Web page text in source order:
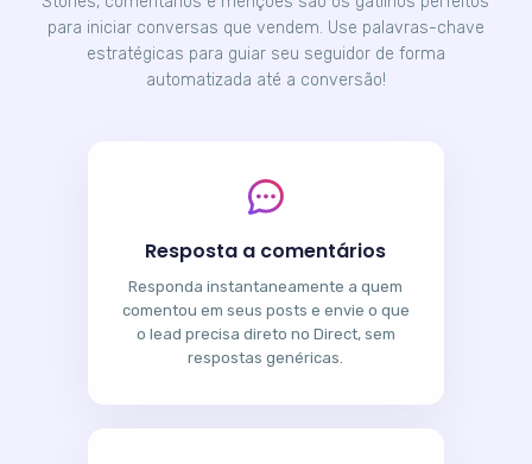
para iniciar conversas que vendem. Use palavras-chave
estratégicas para guiar seu seguidor de forma
automatizada até a conversão!
Resposta a comentários
Responda instantaneamente a quem
comentou em seus posts e envie o que
o lead precisa direto no Direct, sem
respostas genéricas.